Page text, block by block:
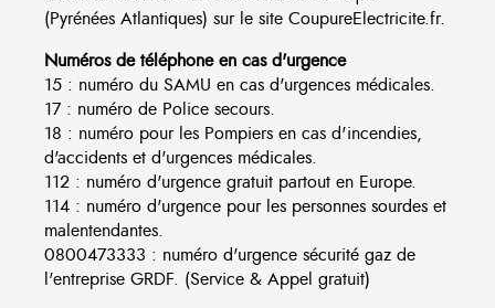
(Pyrénées Atlantiques) sur le site CoupureElectricite.fr.
Numéros de téléphone en cas d'urgence
15 : numéro du SAMU en cas d'urgences médicales.
17 : numéro de Police secours.
18 : numéro pour les Pompiers en cas d'incendies,
d'accidents et d'urgences médicales.
112 : numéro d'urgence gratuit partout en Europe.
114 : numéro d'urgence pour les personnes sourdes et
malentendantes.
0800473333 : numéro d'urgence sécurité gaz de
l'entreprise GRDF. (Service & Appel gratuit)